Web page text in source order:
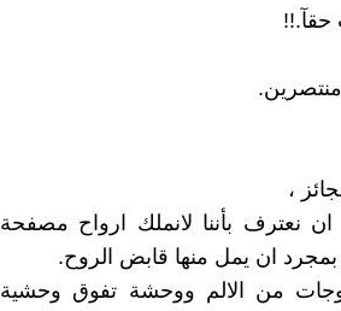
حقآ.!!
،
نعترف بأننا لانملك ارواح مصفحة
بمجرد ان يمل منها قابض الروح.
من الالم ووحشة تفوق وحشية